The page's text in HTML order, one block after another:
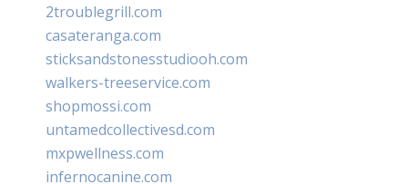
2troublegrill.com
casateranga.com
sticksandstonesstudiooh.com
walkers-treeservice.com
shopmossi.com
untamedcollectivesd.com
mxpwellness.com
infernocanine.com